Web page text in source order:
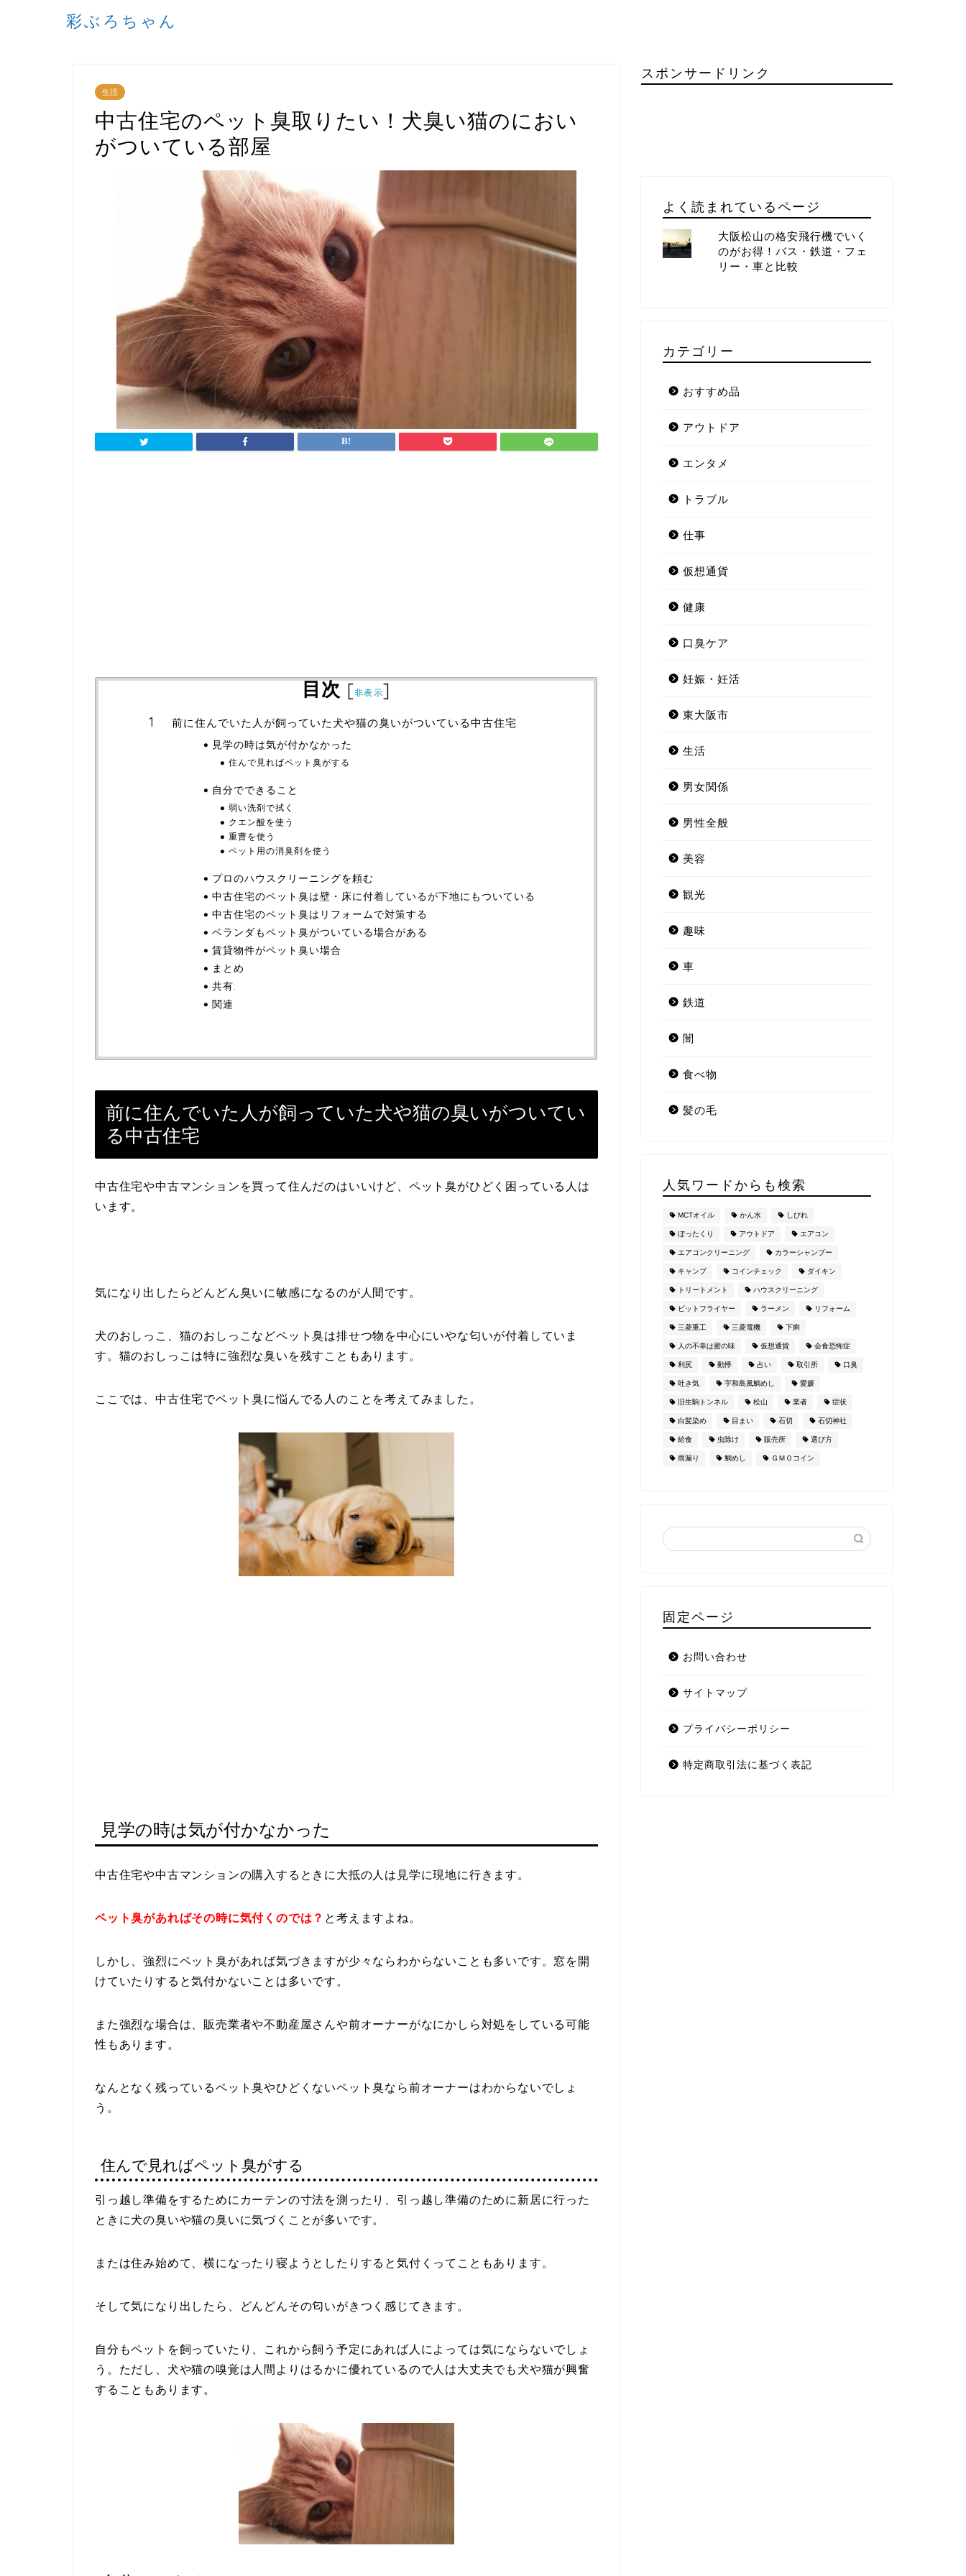
彩ぶろちゃん
生活
中古住宅のペット臭取りたい！犬臭い猫のにおい
がついている部屋
目次 [非表示]
前に住んでいた人が飼っていた犬や猫の臭いがついている中古住宅
見学の時は気が付かなかった
住んで見ればペット臭がする
自分でできること
弱い洗剤で拭く
クエン酸を使う
重曹を使う
ペット用の消臭剤を使う
プロのハウスクリーニングを頼む
中古住宅のペット臭は壁・床に付着しているが下地にもついている
中古住宅のペット臭はリフォームで対策する
ベランダもペット臭がついている場合がある
賃貸物件がペット臭い場合
まとめ
共有:
関連
前に住んでいた人が飼っていた犬や猫の臭いがついてい
る中古住宅
中古住宅や中古マンションを買って住んだのはいいけど、ペット臭がひどく困っている人は
います。
気になり出したらどんどん臭いに敏感になるのが人間です。
犬のおしっこ、猫のおしっこなどペット臭は排せつ物を中心にいやな匂いが付着していま
す。猫のおしっこは特に強烈な臭いを残すこともあります。
ここでは、中古住宅でペット臭に悩んでる人のことを考えてみました。
見学の時は気が付かなかった
中古住宅や中古マンションの購入するときに大抵の人は見学に現地に行きます。
ペット臭があればその時に気付くのでは？ と考えますよね。
しかし、強烈にペット臭があれば気づきますが少々ならわからないことも多いです。窓を開
けていたりすると気付かないことは多いです。
また強烈な場合は、販売業者や不動産屋さんや前オーナーがなにかしら対処をしている可能
性もあります。
なんとなく残っているペット臭やひどくないペット臭なら前オーナーはわからないでしょ
う。
住んで見ればペット臭がする
引っ越し準備をするためにカーテンの寸法を測ったり、引っ越し準備のために新居に行った
ときに犬の臭いや猫の臭いに気づくことが多いです。
または住み始めて、横になったり寝ようとしたりすると気付くってこともあります。
そして気になり出したら、どんどんその匂いがきつく感じてきます。
自分もペットを飼っていたり、これから飼う予定にあれば人によっては気にならないでしょ
う。ただし、犬や猫の嗅覚は人間よりはるかに優れているので人は大丈夫でも犬や猫が興奮
することもあります。
スポンサードリンク
よく読まれているページ
大阪松山の格安飛行機でいく
のがお得！バス・鉄道・フェ
リー・車と比較
カテゴリー
おすすめ品
アウトドア
エンタメ
トラブル
仕事
仮想通貨
健康
口臭ケア
妊娠・妊活
東大阪市
生活
男女関係
男性全般
美容
観光
趣味
車
鉄道
闇
食べ物
髪の毛
人気ワードからも検索
MCTオイル かん水 しびれ
ぼったくり アウトドア エアコン
エアコンクリーニング カラーシャンプー
キャンプ コインチェック ダイキン
トリートメント ハウスクリーニング
ビットフライヤー ラーメン リフォーム
三菱重工 三菱電機 下痢
人の不幸は蜜の味 仮想通貨 会食恐怖症
利尻 動悸 占い 取引所 口臭
吐き気 宇和島風鯛めし 愛媛
旧生駒トンネル 松山 業者 症状
白髪染め 目まい 石切 石切神社
給食 虫除け 販売所 選び方
雨漏り 鯛めし ＧＭＯコイン
固定ページ
お問い合わせ
サイトマップ
プライバシーポリシー
特定商取引法に基づく表記